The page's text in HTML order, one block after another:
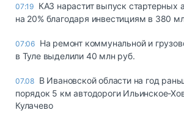
07:19 КАЗ нарастит выпуск стартерных
на 20% благодаря инвестициям в 380
07:06 На ремонт коммунальной и
в Туле выделили 40 млн руб.
07.08 В Ивановской области на год
порядок 5 км автодороги Ильинское-
Кулачево